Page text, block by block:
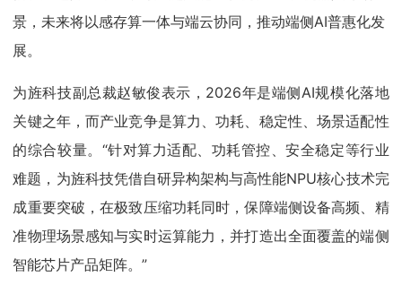
景，未来将以感存算一体与端云协同，推动端侧AI普惠化发
展。
为旌科技副总裁赵敏俊表示，2026年是端侧AI规模化落地
关键之年，而产业竞争是算力、功耗、稳定性、场景适配性
的综合较量。“针对算力适配、功耗管控、安全稳定等行业
难题，为旌科技凭借自研异构架构与高性能NPU核心技术完
成重要突破，在极致压缩功耗同时，保障端侧设备高频、精
准物理场景感知与实时运算能力，并打造出全面覆盖的端侧
智能芯片产品矩阵。”